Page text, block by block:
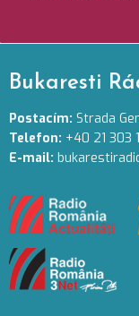
Bukaresti
Postacím: Strada
Telefon: +40 21 303
E-mail: